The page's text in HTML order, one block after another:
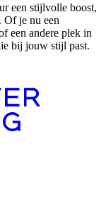
een stijlvolle boost,
Of je nu een
een andere plek in
bij jouw stijl past.